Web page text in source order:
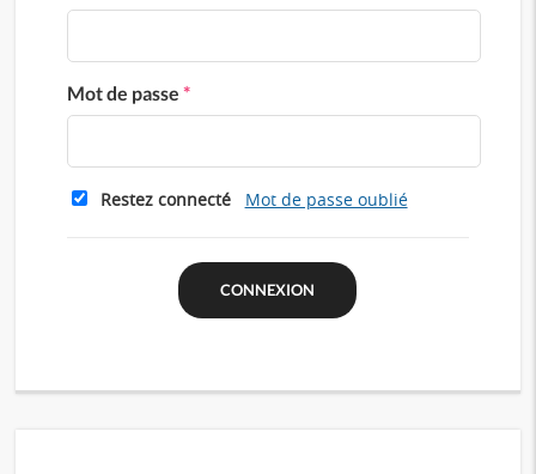
Mot de passe *
Restez connecté Mot de passe oublié